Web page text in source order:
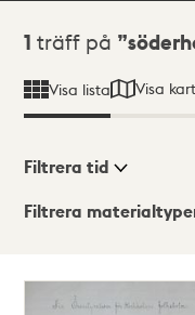
Sökresultat
1 träff på
Visa lista Visa
Visningsläge
ListaKarta
Filtrera tid
Filtrera